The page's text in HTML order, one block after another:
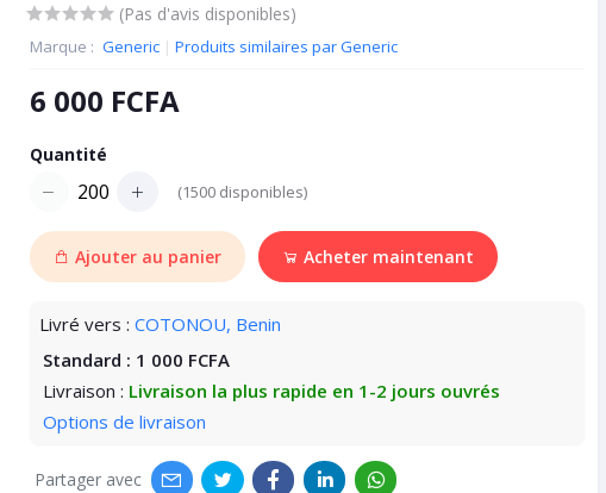
(Pas d'avis disponibles)
Marque : Generic | Produits similaires par Generic
6 000 FCFA
Quantité
(1500disponibles)
Ajouter au panier Acheter maintenant
Livré vers : COTONOU, Benin
Standard : 1 000 FCFA
Livraison : Livraison la plus rapide en 1-2 jours ouvrés
Options de livraison
Partager avec